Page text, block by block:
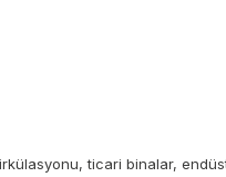
ticari binalar,